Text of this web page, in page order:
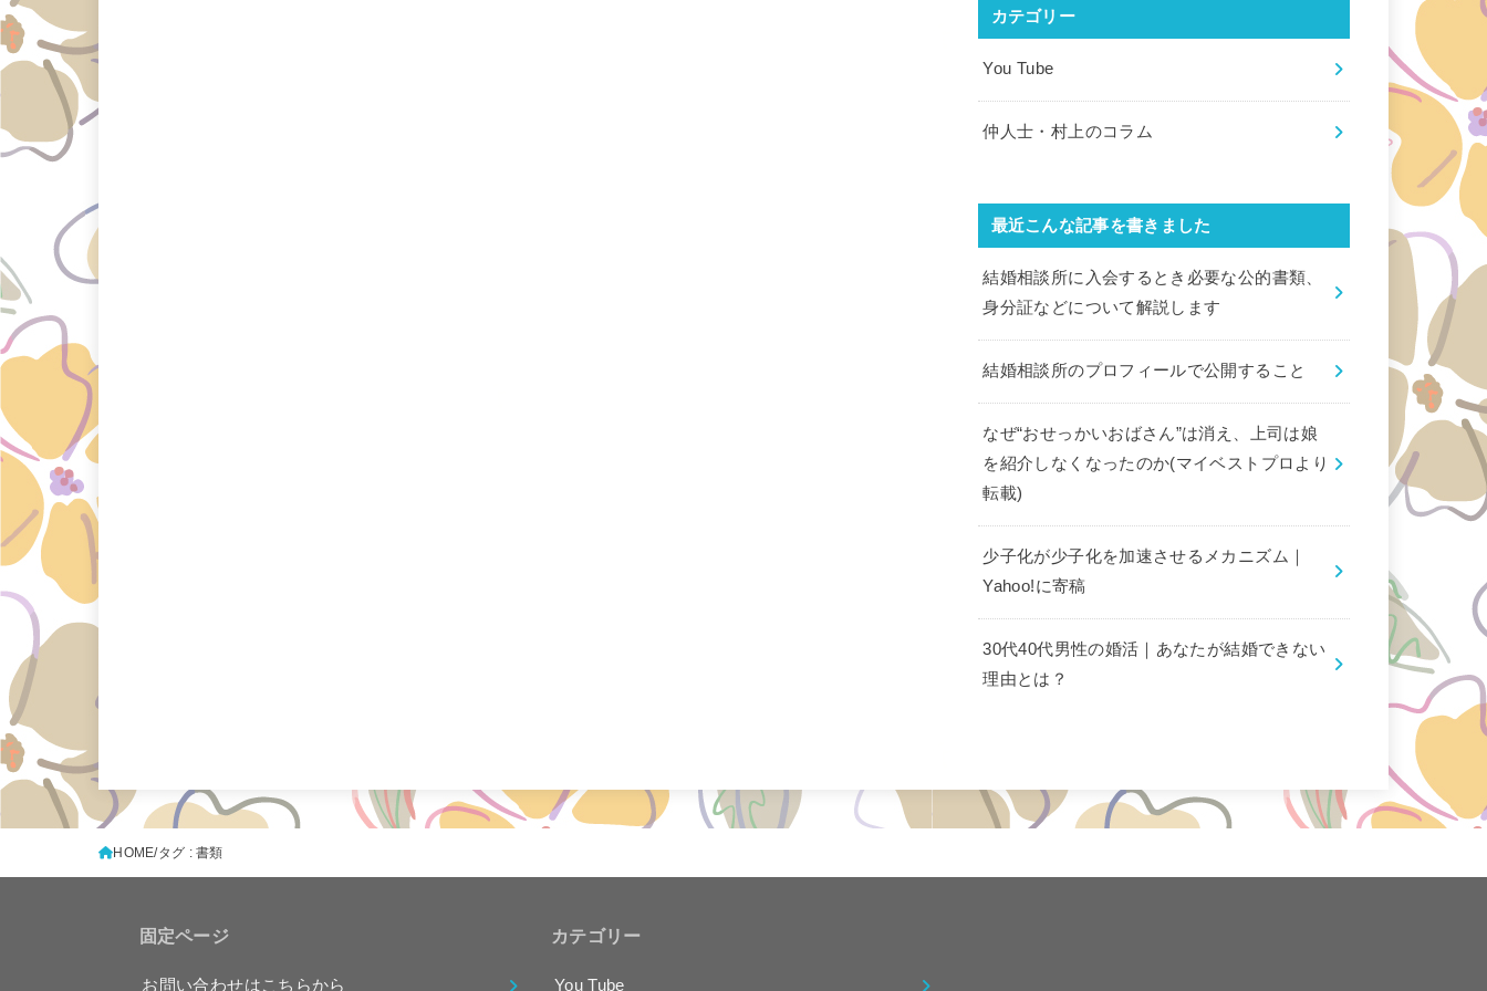
カテゴリー
You Tube
仲人士・村上のコラム
最近こんな記事を書きました
結婚相談所に入会するとき必要な公的書類、
身分証などについて解説します
結婚相談所のプロフィールで公開すること
なぜ“おせっかいおばさん”は消え、上司は娘
を紹介しなくなったのか(マイベストプロより
転載)
少子化が少子化を加速させるメカニズム｜
Yahoo!に寄稿
30代40代男性の婚活｜あなたが結婚できない
理由とは？
HOME タグ : 書類
固定ページ
お問い合わせはこちらから
カテゴリー
You Tube